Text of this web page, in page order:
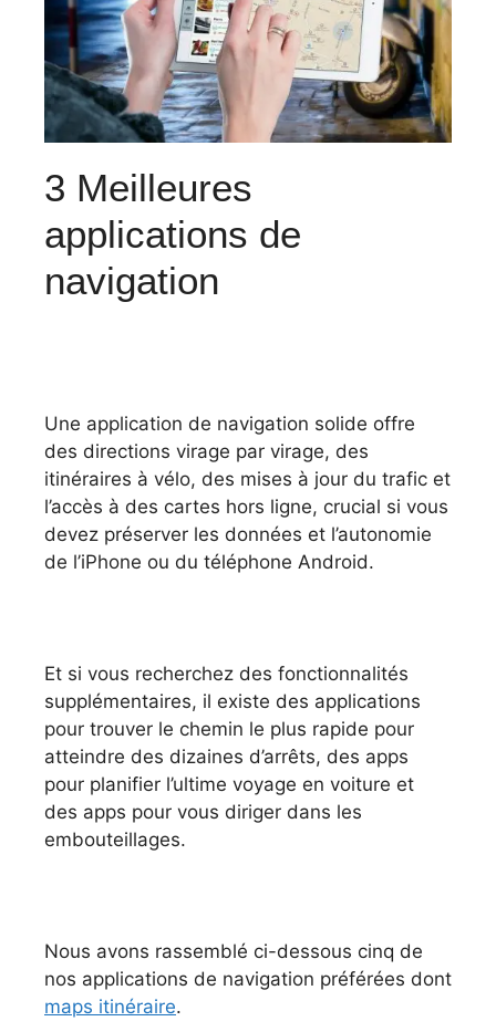
3 Meilleures
applications de
navigation
Une application de navigation solide offre
des directions virage par virage, des
itinéraires à vélo, des mises à jour du trafic et
l’accès à des cartes hors ligne, crucial si vous
devez préserver les données et l’autonomie
de l’iPhone ou du téléphone Android.
Et si vous recherchez des fonctionnalités
supplémentaires, il existe des applications
pour trouver le chemin le plus rapide pour
atteindre des dizaines d’arrêts, des apps
pour planifier l’ultime voyage en voiture et
des apps pour vous diriger dans les
embouteillages.
Nous avons rassemblé ci-dessous cinq de
nos applications de navigation préférées dont
maps itinéraire.